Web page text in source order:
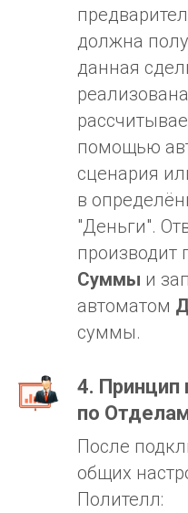
должна
данная
помощью
сценария
в
"Деньги".
производит
Суммы и
автоматом
суммы.
4. Принцип
по
После
общих
Полителл: